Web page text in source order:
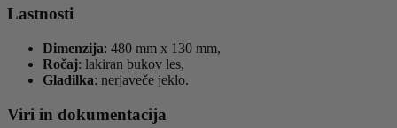
Lastnosti
Dimenzija: 480 mm x 130 mm,
Ročaj: lakiran bukov les,
Gladilka: nerjaveče jeklo.
Viri in dokumentacija